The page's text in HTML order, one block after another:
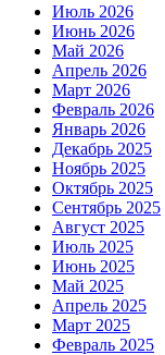
Июль 2026
Июнь 2026
Май 2026
Апрель 2026
Март 2026
Февраль 2026
Январь 2026
Декабрь 2025
Ноябрь 2025
Октябрь 2025
Сентябрь 2025
Август 2025
Июль 2025
Июнь 2025
Май 2025
Апрель 2025
Март 2025
Февраль 2025